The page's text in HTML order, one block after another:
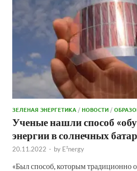
ЗЕЛЕНАЯ ЭНЕРГЕТИКА /НОВОСТИ /
Ученые нашли способ
энергии в солнечных
20.11.2022 - by E²nergy
«Был способ, которым традиционно